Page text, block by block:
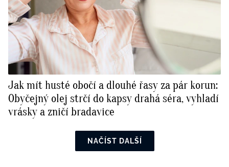
Jak mít husté obočí a dlouhé řasy za pár korun:
Obyčejný olej strčí do kapsy drahá séra, vyhladí
vrásky a zničí bradavice
NAČÍST DALŠÍ